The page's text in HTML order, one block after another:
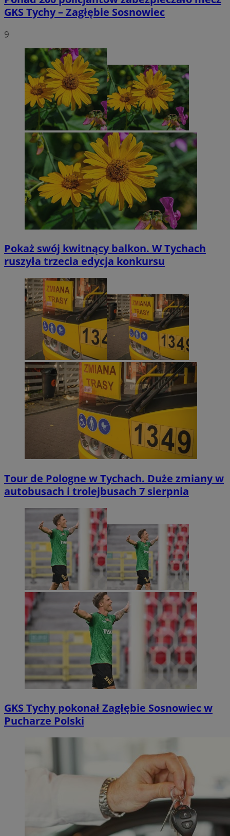
GKS Tychy – Zagłębie Sosnowiec
9
Pokaż swój kwitnący balkon. W Tychach
ruszyła trzecia edycja konkursu
Tour de Pologne w Tychach. Duże zmiany w
autobusach i trolejbusach 7 sierpnia
GKS Tychy pokonał Zagłębie Sosnowiec w
Pucharze Polski